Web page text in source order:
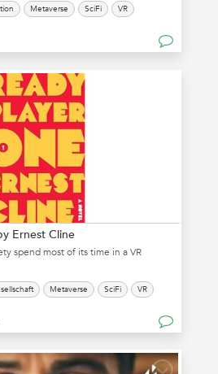
Metaverse SciFi VR
Player One by Ernest Cline
spend most of its time in a VR
Metaverse SciFi VR